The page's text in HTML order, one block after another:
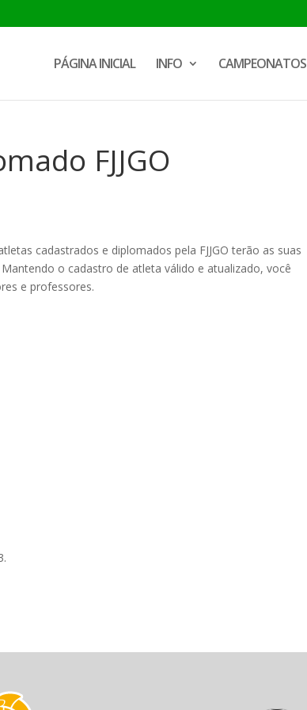
PÁGINA INICIAL INFO CAMPEONATOS
FJJGO
cadastrados e diplomados pela FJJGO terão as suas
o cadastro de atleta válido e atualizado, você
e professores.